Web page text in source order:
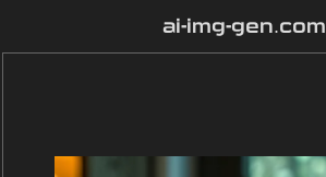
ai-img-gen.com